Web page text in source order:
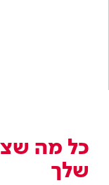
כל מה
שלך